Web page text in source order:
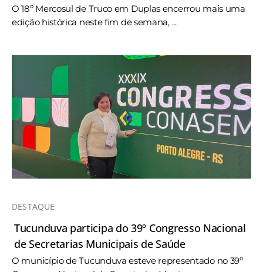
O 18º Mercosul de Truco em Duplas encerrou mais uma
edição histórica neste fim de semana, ...
DESTAQUE
Tucunduva participa do 39º Congresso Nacional
de Secretarias Municipais de Saúde
O município de Tucunduva esteve representado no 39º